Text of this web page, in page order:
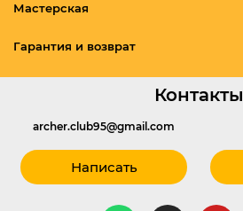
Мастерская
Гарантия и возврат
Контакты
archer.club95@gmail.com
Написать